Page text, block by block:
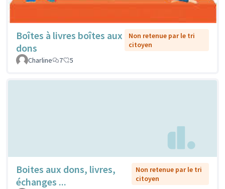
Boîtes à livres boîtes aux
dons
Non retenue par le tri
citoyen
Charline
7 5
Boites aux dons, livres,
échanges ...
Non retenue par le tri
citoyen